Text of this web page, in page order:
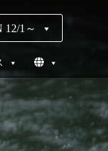
12/1～